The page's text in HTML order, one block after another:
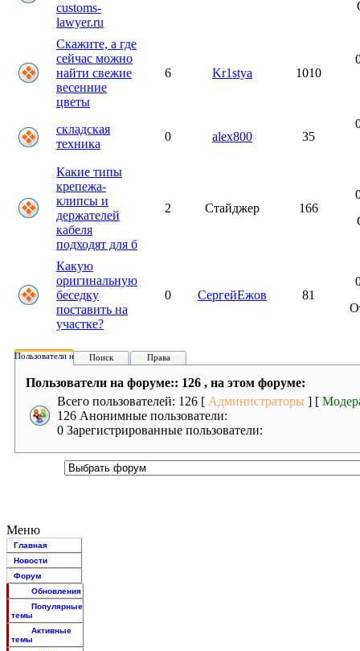
customs-
lawyer.ru
Скажите, а где
сейчас можно
найти свежие
весенние
цветы
6 Kr1stya 1010
складская
техника
0 alex800 35
Какие типы
крепежа-
клипсы и
держателей
кабеля
подходят для б
2 Стайджер 166
Какую
оригинальную
беседку
поставить на
участке?
0 СергейЕжов 81
Пользователи на форуме:
Поиск Права
Пользователи на форуме:: 126 , на этом форуме:
Всего пользователей: 126 [ Администраторы ] [
126 Анонимные пользователи:
0 Зарегистрированные пользователи:
Меню
Главная
Новости
Форум
Обновления
Популярные
темы
Активные
темы